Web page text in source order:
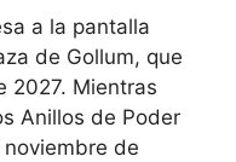
a la pantalla
de Gollum, que
2027. Mientras
Anillos de Poder
noviembre de